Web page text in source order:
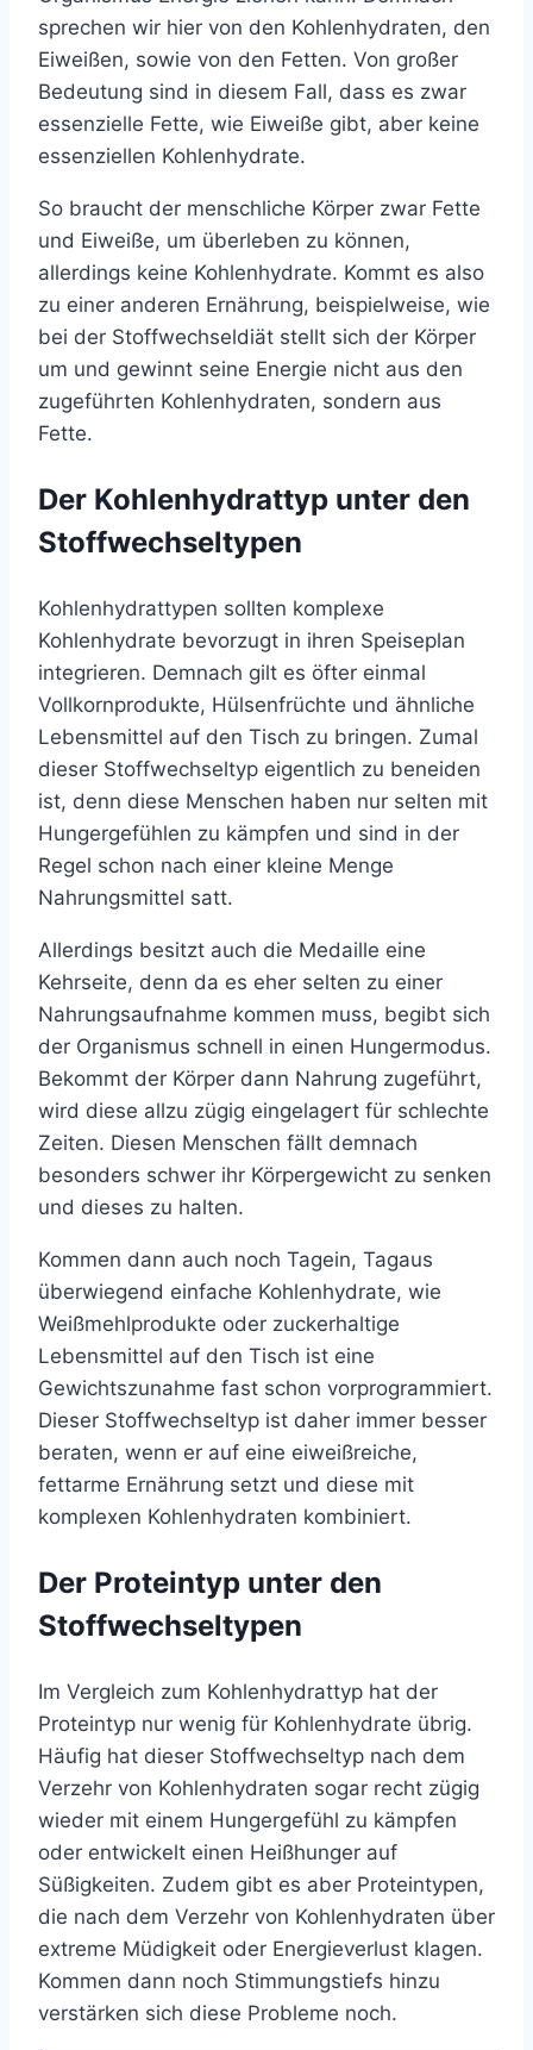
sprechen wir hier von den Kohlenhydraten, den
Eiweißen, sowie von den Fetten. Von großer
Bedeutung sind in diesem Fall, dass es zwar
essenzielle Fette, wie Eiweiße gibt, aber keine
essenziellen Kohlenhydrate.
So braucht der menschliche Körper zwar Fette
und Eiweiße, um überleben zu können,
allerdings keine Kohlenhydrate. Kommt es also
zu einer anderen Ernährung, beispielweise, wie
bei der Stoffwechseldiät stellt sich der Körper
um und gewinnt seine Energie nicht aus den
zugeführten Kohlenhydraten, sondern aus
Fette.
Der Kohlenhydrattyp unter den
Stoffwechseltypen
Kohlenhydrattypen sollten komplexe
Kohlenhydrate bevorzugt in ihren Speiseplan
integrieren. Demnach gilt es öfter einmal
Vollkornprodukte, Hülsenfrüchte und ähnliche
Lebensmittel auf den Tisch zu bringen. Zumal
dieser Stoffwechseltyp eigentlich zu beneiden
ist, denn diese Menschen haben nur selten mit
Hungergefühlen zu kämpfen und sind in der
Regel schon nach einer kleine Menge
Nahrungsmittel satt.
Allerdings besitzt auch die Medaille eine
Kehrseite, denn da es eher selten zu einer
Nahrungsaufnahme kommen muss, begibt sich
der Organismus schnell in einen Hungermodus.
Bekommt der Körper dann Nahrung zugeführt,
wird diese allzu zügig eingelagert für schlechte
Zeiten. Diesen Menschen fällt demnach
besonders schwer ihr Körpergewicht zu senken
und dieses zu halten.
Kommen dann auch noch Tagein, Tagaus
überwiegend einfache Kohlenhydrate, wie
Weißmehlprodukte oder zuckerhaltige
Lebensmittel auf den Tisch ist eine
Gewichtszunahme fast schon vorprogrammiert.
Dieser Stoffwechseltyp ist daher immer besser
beraten, wenn er auf eine eiweißreiche,
fettarme Ernährung setzt und diese mit
komplexen Kohlenhydraten kombiniert.
Der Proteintyp unter den
Stoffwechseltypen
Im Vergleich zum Kohlenhydrattyp hat der
Proteintyp nur wenig für Kohlenhydrate übrig.
Häufig hat dieser Stoffwechseltyp nach dem
Verzehr von Kohlenhydraten sogar recht zügig
wieder mit einem Hungergefühl zu kämpfen
oder entwickelt einen Heißhunger auf
Süßigkeiten. Zudem gibt es aber Proteintypen,
die nach dem Verzehr von Kohlenhydraten über
extreme Müdigkeit oder Energieverlust klagen.
Kommen dann noch Stimmungstiefs hinzu
verstärken sich diese Probleme noch.